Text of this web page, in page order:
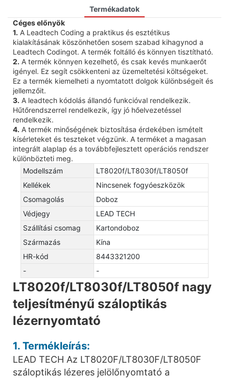
Termékadatok
Céges előnyök
1. A Leadtech Coding a praktikus és esztétikus
kialakításának köszönhetően sosem szabad kihagynod a
Leadtech Codingot. A termék foltálló és könnyen tisztítható.
2. A termék könnyen kezelhető, és csak kevés munkaerőt
igényel. Ez segít csökkenteni az üzemeltetési költségeket.
Ez a termék kiemelheti a nyomtatott dolgok különbségeit és
jellemzőit.
3. A leadtech kódolás állandó funkcióval rendelkezik.
Hűtőrendszerrel rendelkezik, így jó hőelvezetéssel
rendelkezik.
4. A termék minőségének biztosítása érdekében ismételt
kísérleteket és teszteket végzünk. A terméket a magasan
integrált alaplap és a továbbfejlesztett operációs rendszer
különbözteti meg.
Modellszám
LT8020f/LT8030f/LT8050f
Kellékek
Nincsenek fogyóeszközök
Csomagolás
Doboz
Védjegy
LEAD TECH
Szállítási csomag
Kartondoboz
Származás
Kína
HR-kód
8443321200
-
-
LT8020f/LT8030f/LT8050f nagy
teljesítményű száloptikás
lézernyomtató
1. Termékleírás:
LEAD TECH Az LT8020F/LT8030F/LT8050F
száloptikás lézeres jelölőnyomtató a